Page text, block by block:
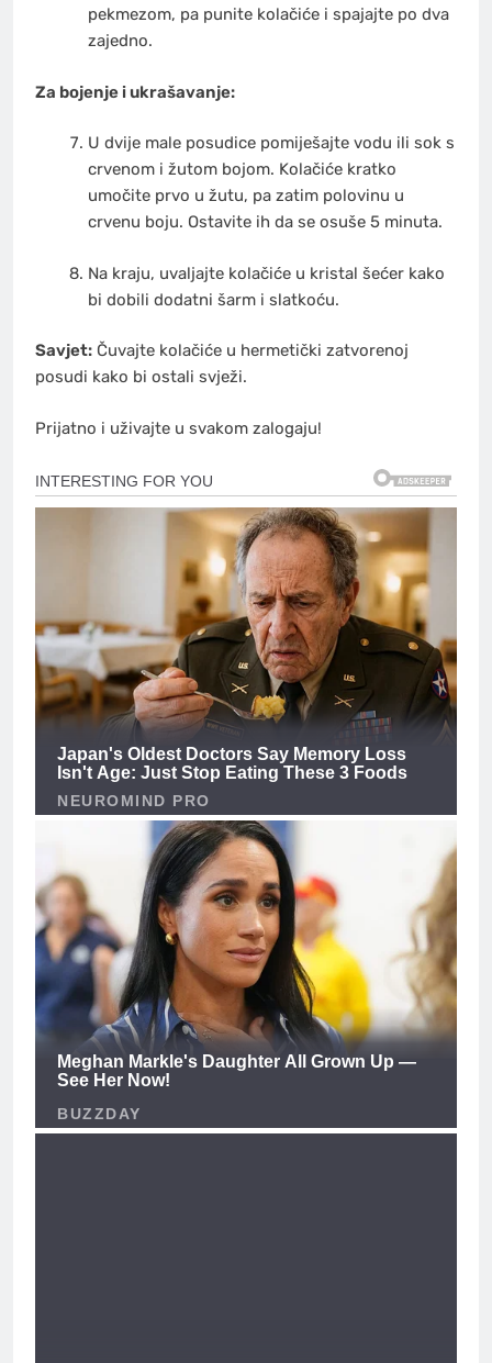
pekmezom, pa punite kolačiće i spajajte po dva
zajedno.
Za bojenje i ukrašavanje:
U dvije male posudice pomiješajte vodu ili sok s
crvenom i žutom bojom. Kolačiće kratko
umočite prvo u žutu, pa zatim polovinu u
crvenu boju. Ostavite ih da se osuše 5 minuta.
Na kraju, uvaljajte kolačiće u kristal šećer kako
bi dobili dodatni šarm i slatkoću.
Savjet: Čuvajte kolačiće u hermetički zatvorenoj
posudi kako bi ostali svježi.
Prijatno i uživajte u svakom zalogaju!